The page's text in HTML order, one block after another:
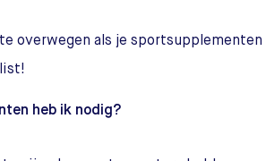
overwegen als je
heb ik nodig?